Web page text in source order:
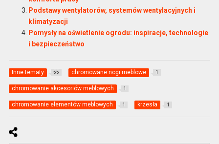
Podstawy wentylatorów, systemów wentylacyjnych i
klimatyzacji
Pomysły na oświetlenie ogrodu: inspiracje, technologie
i bezpieczeństwo
Inne tematy 55 chromowane nogi meblowe 1
chromowanie akcesoriów meblowych 1
chromowanie elementów meblowych 1 krzesła 1